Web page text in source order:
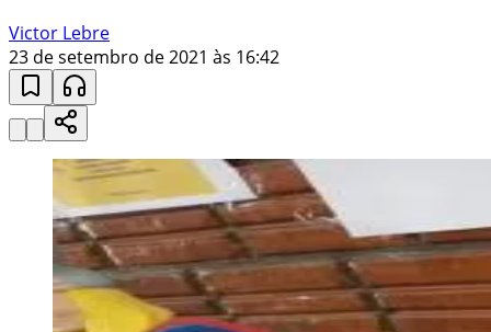
Victor Lebre
23 de setembro de 2021 às 16:42